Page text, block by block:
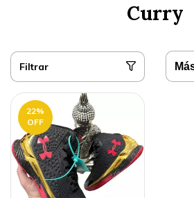
Curry
Filtrar
22%
OFF